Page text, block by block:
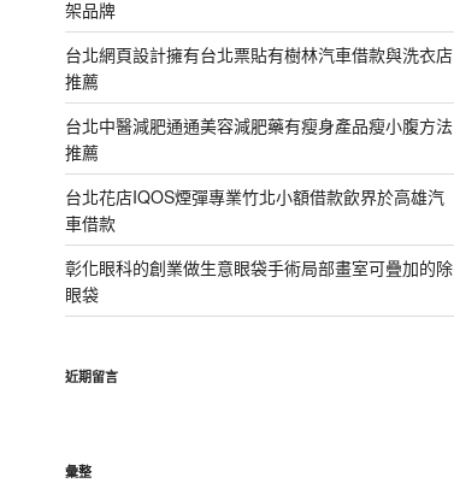
架品牌
台北網頁設計擁有台北票貼有樹林汽車借款與洗衣店
推薦
台北中醫減肥通通美容減肥藥有瘦身產品瘦小腹方法
推薦
台北花店IQOS煙彈專業竹北小額借款飲界於高雄汽
車借款
彰化眼科的創業做生意眼袋手術局部畫室可疊加的除
眼袋
近期留言
彙整